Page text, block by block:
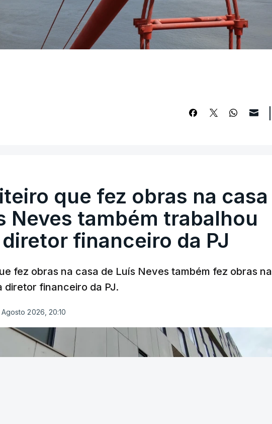
que fez obras na casa
Neves também trabalhou
financeiro da PJ
fez obras na casa de Luís Neves também fez obras na
diretor financeiro da PJ.
2026, 20:10